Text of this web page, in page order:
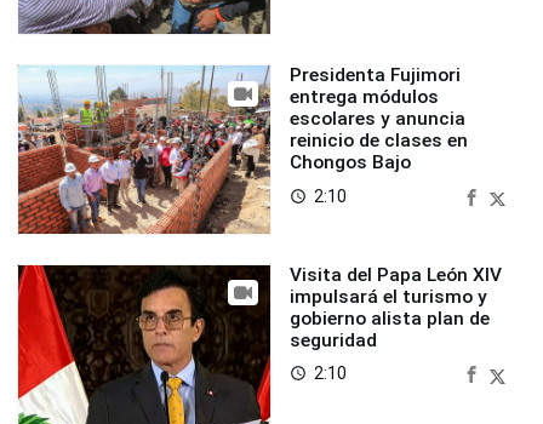
Presidenta Fujimori
entrega módulos
escolares y anuncia
reinicio de clases en
Chongos Bajo
access_time 2:10
Visita del Papa León XIV
impulsará el turismo y
gobierno alista plan de
seguridad
access_time 2:10